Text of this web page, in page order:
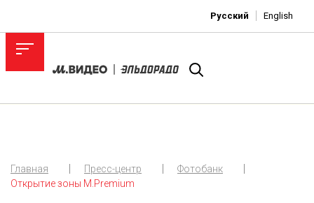
Русский English
Главная Пресс-центр
Фотобанк
Открытие зоны М.Premium